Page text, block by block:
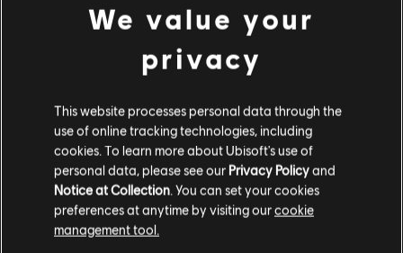
免費試玩現已在 Xbox One、Xbox Series X|S、
PlayStation 4、PlayStation 5、PC 與 Amazon Luna 平
farcry6.com/freetrial。
We value your
privacy
This website processes personal data through the
use of online tracking technologies, including
cookies. To learn more about Ubisoft's use of
personal data, please see our Privacy Policyand
Notice at Collection. You can set your cookies
preferences at anytime by visiting ourcookie
management tool.